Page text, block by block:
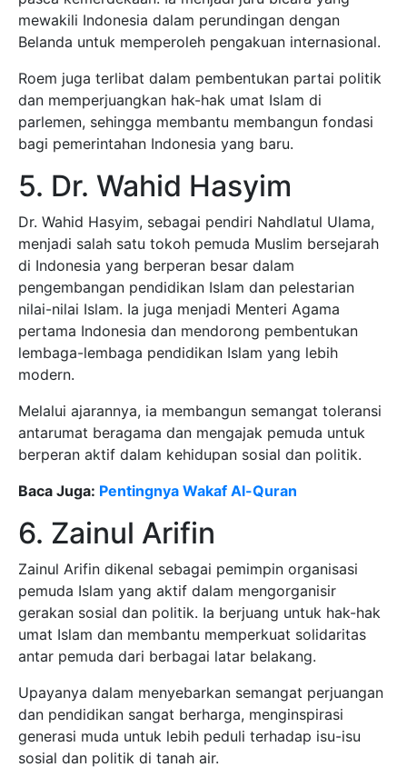
mewakili Indonesia dalam perundingan dengan
Belanda untuk memperoleh pengakuan internasional.
Roem juga terlibat dalam pembentukan partai politik
dan memperjuangkan hak-hak umat Islam di
parlemen, sehingga membantu membangun fondasi
bagi pemerintahan Indonesia yang baru.
5. Dr. Wahid Hasyim
Dr. Wahid Hasyim, sebagai pendiri Nahdlatul Ulama,
menjadi salah satu tokoh pemuda Muslim bersejarah
di Indonesia yang berperan besar dalam
pengembangan pendidikan Islam dan pelestarian
nilai-nilai Islam. Ia juga menjadi Menteri Agama
pertama Indonesia dan mendorong pembentukan
lembaga-lembaga pendidikan Islam yang lebih
modern.
Melalui ajarannya, ia membangun semangat toleransi
antarumat beragama dan mengajak pemuda untuk
berperan aktif dalam kehidupan sosial dan politik.
Baca Juga: Pentingnya Wakaf Al-Quran
6. Zainul Arifin
Zainul Arifin dikenal sebagai pemimpin organisasi
pemuda Islam yang aktif dalam mengorganisir
gerakan sosial dan politik. Ia berjuang untuk hak-hak
umat Islam dan membantu memperkuat solidaritas
antar pemuda dari berbagai latar belakang.
Upayanya dalam menyebarkan semangat perjuangan
dan pendidikan sangat berharga, menginspirasi
generasi muda untuk lebih peduli terhadap isu-isu
sosial dan politik di tanah air.